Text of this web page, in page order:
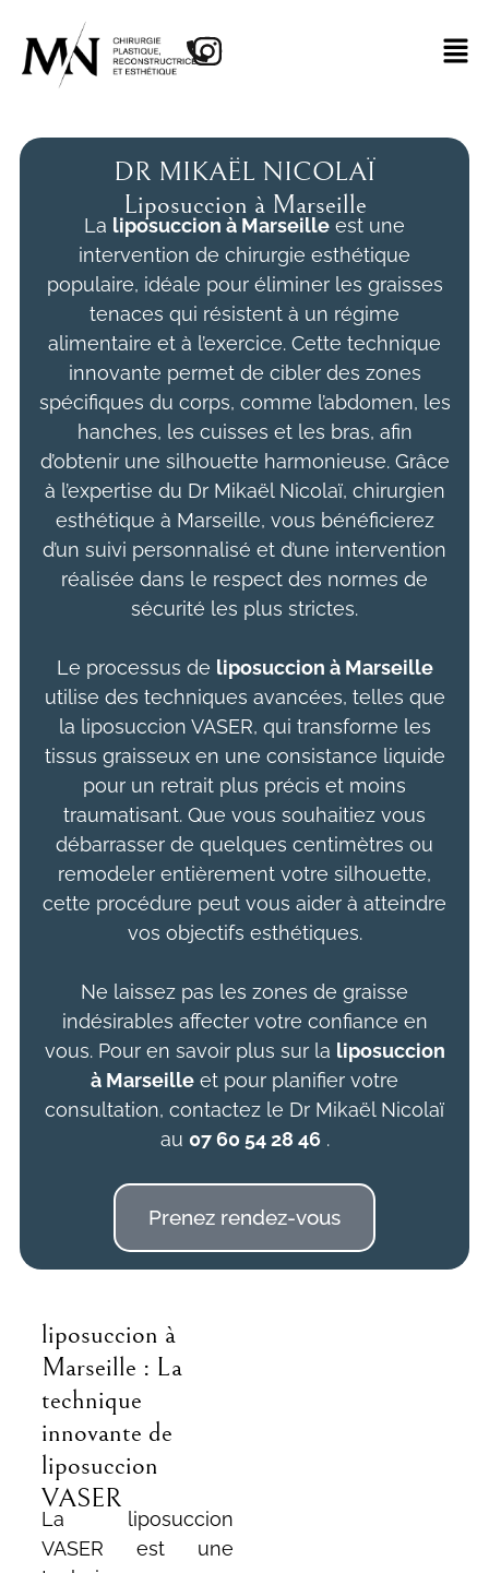
DR MIKAËL NICOLAÏ
Liposuccion à Marseille
La liposuccion à Marseille est une
intervention de chirurgie esthétique
populaire, idéale pour éliminer les graisses
tenaces qui résistent à un régime
alimentaire et à l’exercice. Cette technique
innovante permet de cibler des zones
spécifiques du corps, comme l’abdomen, les
hanches, les cuisses et les bras, afin
d’obtenir une silhouette harmonieuse. Grâce
à l’expertise du Dr Mikaël Nicolaï, chirurgien
esthétique à Marseille, vous bénéficierez
d’un suivi personnalisé et d’une intervention
réalisée dans le respect des normes de
sécurité les plus strictes.
Le processus de liposuccion à Marseille
utilise des techniques avancées, telles que
la liposuccion VASER, qui transforme les
tissus graisseux en une consistance liquide
pour un retrait plus précis et moins
traumatisant. Que vous souhaitiez vous
débarrasser de quelques centimètres ou
remodeler entièrement votre silhouette,
cette procédure peut vous aider à atteindre
vos objectifs esthétiques.
Ne laissez pas les zones de graisse
indésirables affecter votre confiance en
vous. Pour en savoir plus sur la liposuccion
à Marseille et pour planifier votre
consultation, contactez le Dr Mikaël Nicolaï
au 07 60 54 28 46.
Prenez rendez-vous
liposuccion à
Marseille : La
technique
innovante de
liposuccion
VASER
La liposuccion
VASER est une